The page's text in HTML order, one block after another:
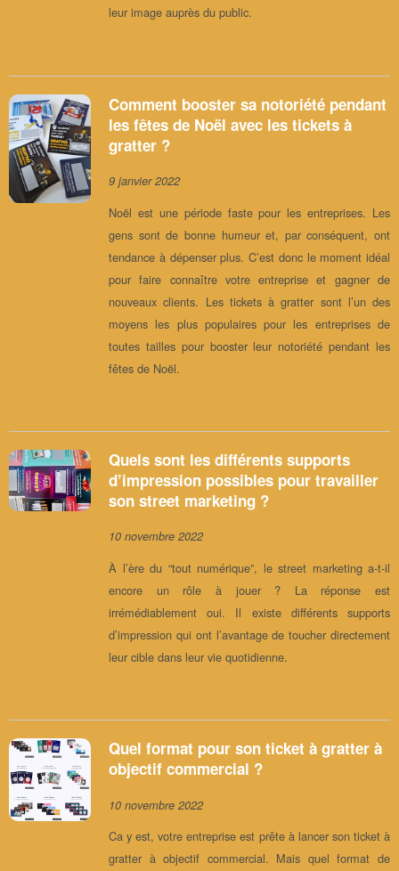
leur image auprès du public.
Comment booster sa notoriété pendant
les fêtes de Noël avec les tickets à
gratter ?
9 janvier 2022
Noël est une période faste pour les entreprises. Les
gens sont de bonne humeur et, par conséquent, ont
tendance à dépenser plus. C’est donc le moment idéal
pour faire connaître votre entreprise et gagner de
nouveaux clients. Les tickets à gratter sont l’un des
moyens les plus populaires pour les entreprises de
toutes tailles pour booster leur notoriété pendant les
fêtes de Noël.
Quels sont les différents supports
d’impression possibles pour travailler
son street marketing ?
10 novembre 2022
À l’ère du “tout numérique”, le street marketing a-t-il
encore un rôle à jouer ? La réponse est
irrémédiablement oui. Il existe différents supports
d’impression qui ont l’avantage de toucher directement
leur cible dans leur vie quotidienne.
Quel format pour son ticket à gratter à
objectif commercial ?
10 novembre 2022
Ca y est, votre entreprise est prête à lancer son ticket à
gratter à objectif commercial. Mais quel format de